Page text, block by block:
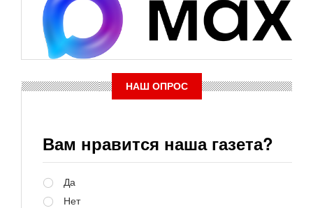
НАШ ОПРОС
Вам нравится наша газета?
Да
Нет